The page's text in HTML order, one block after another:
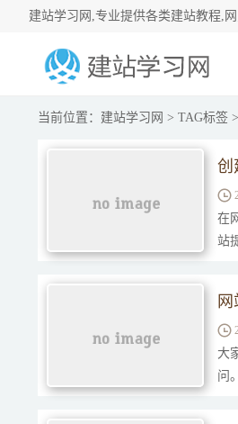
建站学习网,专业提供各类建站教程,
当前位置： 建站学习网 > TAG标签
创
在
站
大
问